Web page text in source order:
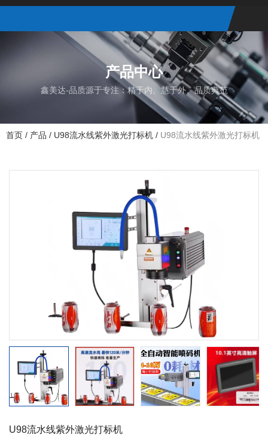
产品中心
鑫美达-品质源于专注：精于内、慧于外、品质典范
首页 / 产品 / U98流水线紫外激光打标机 / U98流水线紫外激光打标机
U98流水线紫外激光打标机